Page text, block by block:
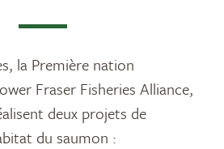
la Première nation
Fraser Fisheries Alliance,
deux projets de
du saumon :